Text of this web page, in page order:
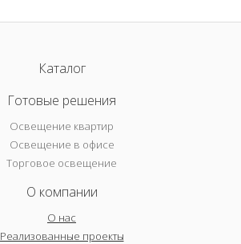
Каталог
Готовые решения
Освещение квартир
Освещение в офисе
Торговое освещение
О компании
О нас
Реализованные проекты